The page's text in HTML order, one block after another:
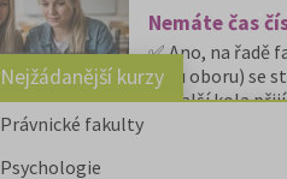
Nemáte čas
✅ Ano, na řadě
typu oboru) se
✅ Další kola
✅ Některé
✅ Níže
Nejžádanější kurzy
Právnické fakulty
Psychologie